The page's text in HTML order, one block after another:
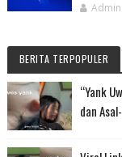
BERITA TERPOPULER
“Yank
dan